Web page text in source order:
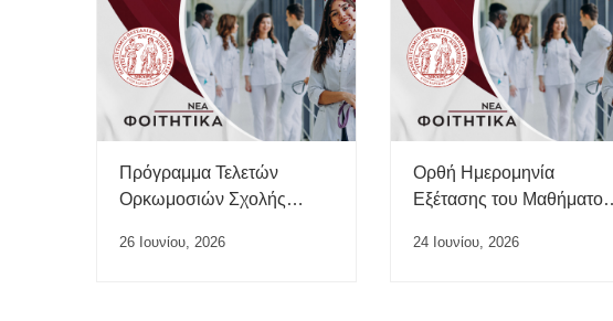
Πρόγραμμα Τελετών
Ορκωμοσιών Σχολής
Ιούλιος 2026
26 Ιουνίου, 2026
Ορθή Ημερομηνία
Εξέτασης του Μαθήματος
24 Ιουνίου, 2026